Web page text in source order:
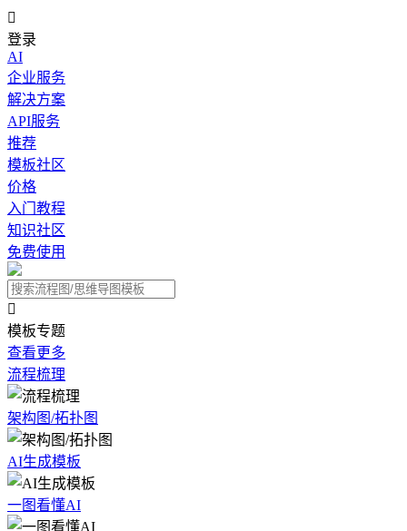

登录
AI
企业服务
解决方案
API服务
推荐
模板社区
价格
入门教程
知识社区
免费使用

模板专题
查看更多
流程梳理
架构图/拓扑图
AI生成模板
一图看懂AI